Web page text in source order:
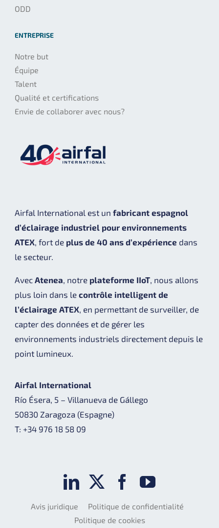
ODD
ENTREPRISE
Notre but
Équipe
Talent
Qualité et certifications
Envie de collaborer avec nous?
Airfal International est un fabricant espagnol
d’éclairage industriel pour environnements
ATEX, fort de plus de 40 ans d’expérience dans
le secteur.
Avec Atenea , notre plateforme IIoT, nous allons
plus loin dans le contrôle intelligent de
l’éclairage ATEX, en permettant de surveiller, de
capter des données et de gérer les
environnements industriels directement depuis le
point lumineux.
Airfal International
Río Ésera, 5 – Villanueva de Gállego
50830 Zaragoza (Espagne)
T: +34 976 18 58 09
Avis juridique
Politique de confidentialité
Politique de cookies